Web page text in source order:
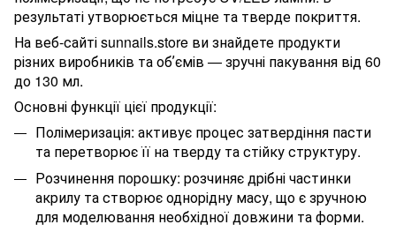
результаті утворюється міцне та тверде покриття.
На веб-сайті sunnails.store ви знайдете продукти
різних виробників та обʼємів — зручні пакування від 60
до 130 мл.
Основні функції цієї продукції:
Полімеризація: активує процес затвердіння пасти
та перетворює її на тверду та стійку структуру.
Розчинення порошку: розчиняє дрібні частинки
акрилу та створює однорідну масу, що є зручною
для моделювання необхідної довжини та форми.